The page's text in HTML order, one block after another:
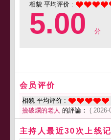
相貌 平均评价 :
5.00 分
会员评价
相貌 平均评价 :
撿破爛的老人 的評論： ( 2026-
主持人最近30次上线